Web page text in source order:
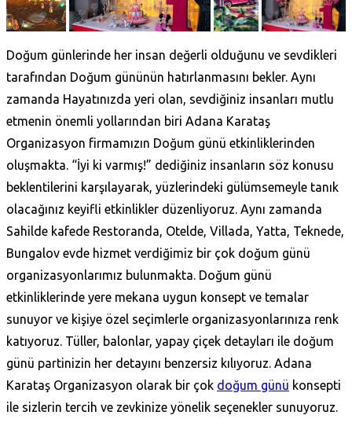
Doğum günlerinde her insan değerli olduğunu ve sevdikleri
tarafından Doğum gününün hatırlanmasını bekler. Aynı
zamanda Hayatınızda yeri olan, sevdiğiniz insanları mutlu
etmenin önemli yollarından biri Adana Karataş‎
Organizasyon firmamızın Doğum günü etkinliklerinden
oluşmakta. “İyi ki varmış!” dediğiniz insanların söz konusu
beklentilerini karşılayarak, yüzlerindeki gülümsemeyle tanık
olacağınız keyifli etkinlikler düzenliyoruz. Aynı zamanda
Sahilde kafede Restoranda, Otelde, Villada, Yatta, Teknede,
Bungalov evde hizmet verdiğimiz bir çok doğum günü
organizasyonlarımız bulunmakta. Doğum günü
etkinliklerinde yere mekana uygun konsept ve temalar
sunuyor ve kişiye özel seçimlerle organizasyonlarınıza renk
katıyoruz. Tüller, balonlar, yapay çiçek detayları ile doğum
günü partinizin her detayını benzersiz kılıyoruz. Adana
Karataş‎ Organizasyon olarak bir çok doğum günü konsepti
ile sizlerin tercih ve zevkinize yönelik seçenekler sunuyoruz.